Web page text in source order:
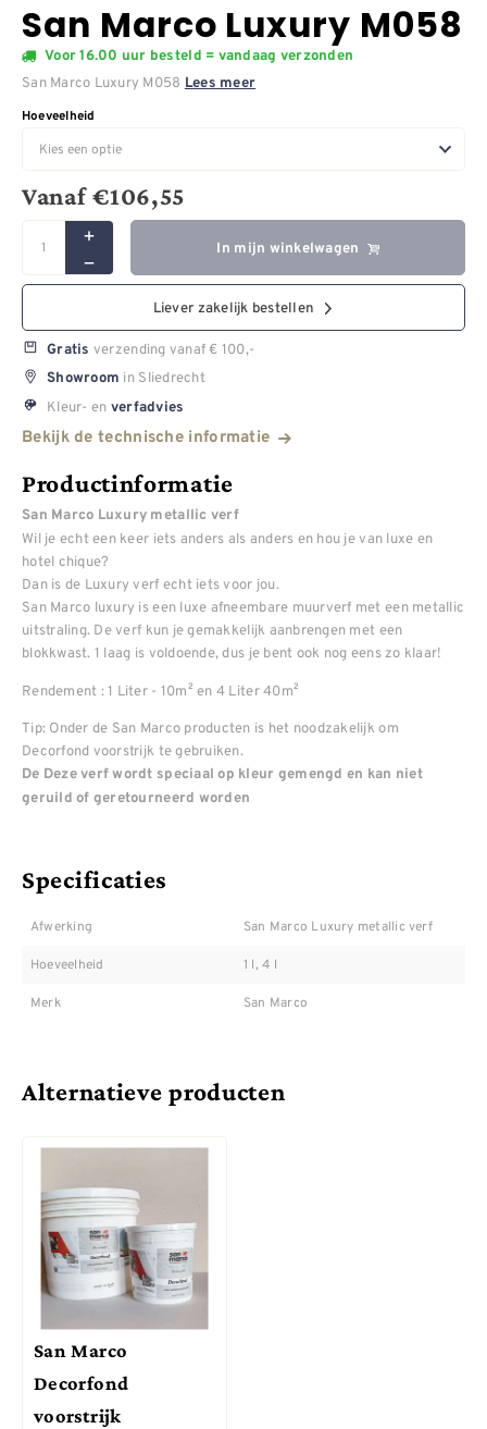
San Marco Luxury M058
Voor 16.00 uur besteld = vandaag verzonden
San Marco Luxury M058 Lees meer
Hoeveelheid
Vanaf€106,55
In mijn winkelwagen
Liever zakelijk bestellen
Gratis verzending vanaf € 100,-
Showroom in Sliedrecht
Kleur- en verfadvies
Bekijk de technische informatie
Productinformatie
San Marco Luxury metallic verf
Wil je echt een keer iets anders als anders en hou je van luxe en
hotel chique?
Dan is de Luxury verf echt iets voor jou.
San Marco luxury is een luxe afneembare muurverf met een metallic
uitstraling. De verf kun je gemakkelijk aanbrengen met een
blokkwast. 1 laag is voldoende, dus je bent ook nog eens zo klaar!
Rendement : 1 Liter - 10m² en 4 Liter 40m²
Tip: Onder de San Marco producten is het noodzakelijk om
Decorfond voorstrijk te gebruiken.
De Deze verf wordt speciaal op kleur gemengd en kan niet
geruild of geretourneerd worden
Specificaties
Afwerking San Marco Luxury metallic verf
Hoeveelheid 1 l, 4 l
Merk San Marco
Alternatieve producten
San Marco
Decorfond
voorstrijk